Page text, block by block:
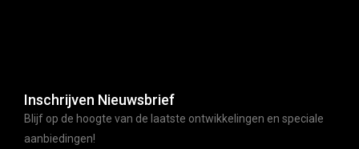
Inschrijven Nieuwsbrief
Blijf op de hoogte van de laatste ontwikkelingen en speciale
aanbiedingen!